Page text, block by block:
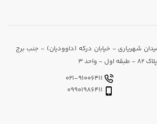
شهریاری - خیابان درکه (داوودیان) - جنب برج
3